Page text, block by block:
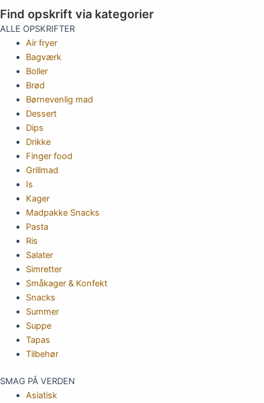
Find opskrift via kategorier
ALLE OPSKRIFTER
Air fryer
Bagværk
Boller
Brød
Børnevenlig mad
Dessert
Dips
Drikke
Finger food
Grillmad
Is
Kager
Madpakke Snacks
Pasta
Ris
Salater
Simretter
Småkager & Konfekt
Snacks
Summer
Suppe
Tapas
Tilbehør
SMAG PÅ VERDEN
Asiatisk